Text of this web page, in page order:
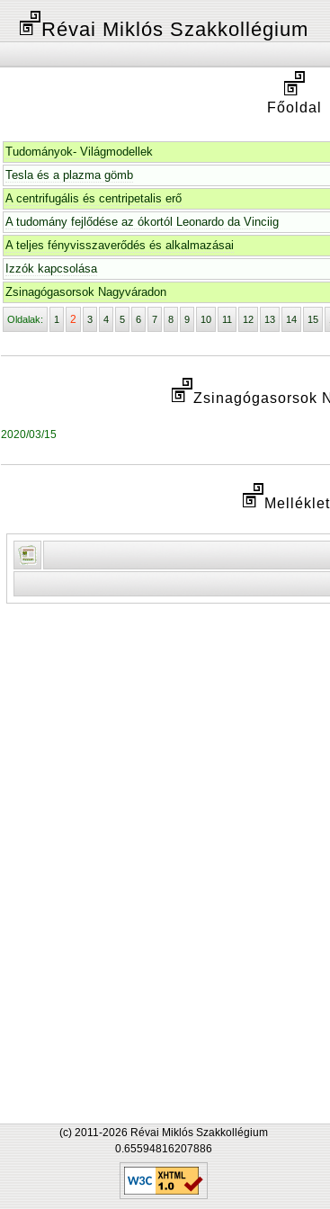
Révai Miklós Szakkollégium
Főoldal
Tudományok- Világmodellek
Tesla és a plazma gömb
A centrifugális és centripetalis erő
A tudomány fejlődése az ókortól Leonardo da Vinciig
A teljes fényvisszaverődés és alkalmazásai
Izzók kapcsolása
Zsinagógasorsok Nagyváradon
Oldalak: 1 2 3 4 5 6 7 8 9 10 11 12 13 14 15
Zsinagógasorsok
2020/03/15
(c) 2011-2026 Révai Miklós Szakkollégium
0.65594816207886